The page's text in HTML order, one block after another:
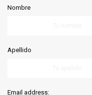
Nombre
Apellido
Email address: